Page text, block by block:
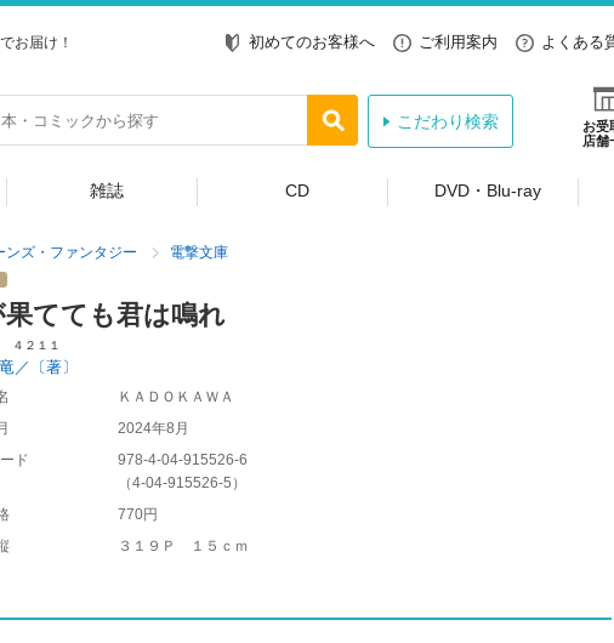
お届け！ 初めてのお客様へ ご利用案内 よくある
お受
店舗
こだわり検索
雑誌 CD DVD・Blu-ray
ンズ・ファンタジー 電撃文庫
てても君は鳴れ
４２１１
／〔著〕
ＫＡＤＯＫＡＷＡ
2024年8月
ド
978-4-04-915526-6
（4-04-915526-5 ）
770円
３１９Ｐ １５ｃｍ